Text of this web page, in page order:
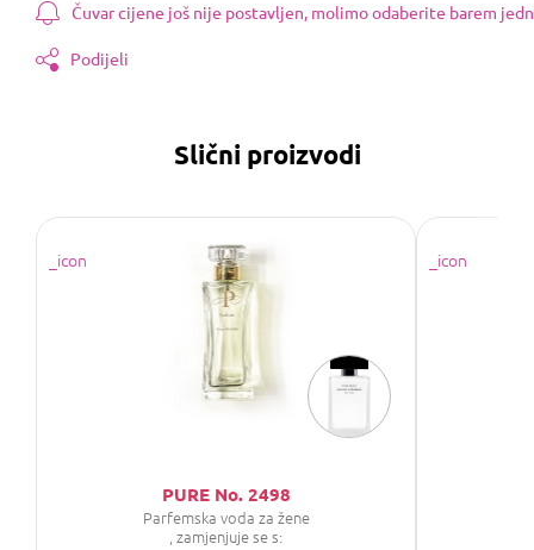
Čuvar cijene još nije postavljen, molimo odaberite barem
Podijeli
Slični proizvodi
PURE No. 2498
Parfemska voda za žene
, zamjenjuje se s: